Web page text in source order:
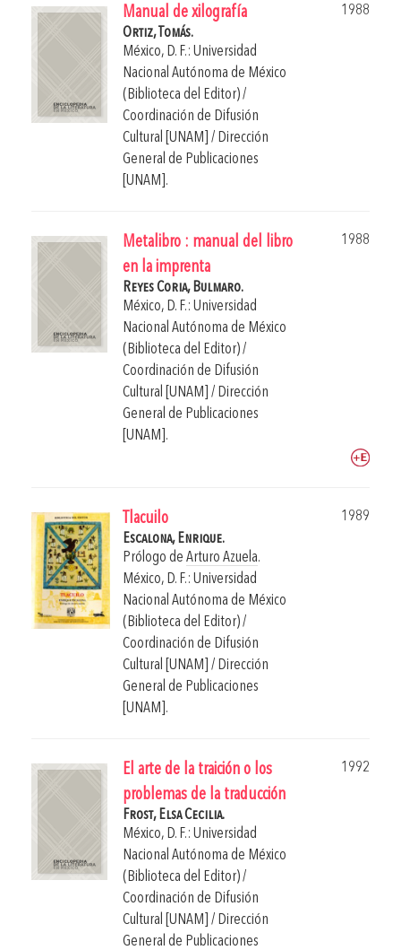
Manual de xilografía
1988
Ortiz, Tomás.
México, D. F.: Universidad
Nacional Autónoma de México
(Biblioteca del Editor) /
Coordinación de Difusión
Cultural [UNAM] / Dirección
General de Publicaciones
[UNAM].
Metalibro : manual del libro
en la imprenta
1988
Reyes Coria, Bulmaro.
México, D. F.: Universidad
Nacional Autónoma de México
(Biblioteca del Editor) /
Coordinación de Difusión
Cultural [UNAM] / Dirección
General de Publicaciones
[UNAM].
Tlacuilo
1989
Escalona, Enrique.
Prólogo de Arturo Azuela.
México, D. F.: Universidad
Nacional Autónoma de México
(Biblioteca del Editor) /
Coordinación de Difusión
Cultural [UNAM] / Dirección
General de Publicaciones
[UNAM].
El arte de la traición o los
problemas de la traducción
1992
Frost, Elsa Cecilia.
México, D. F.: Universidad
Nacional Autónoma de México
(Biblioteca del Editor) /
Coordinación de Difusión
Cultural [UNAM] / Dirección
General de Publicaciones